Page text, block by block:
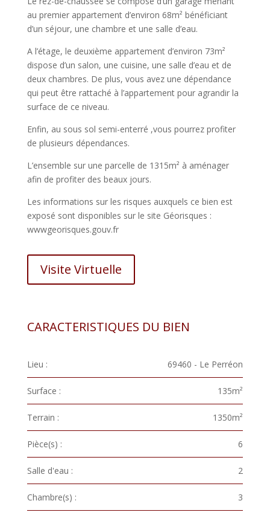
au premier appartement d’environ 68m² bénéficiant
d’un séjour, une chambre et une salle d’eau.
A l’étage, le deuxième appartement d’environ 73m²
dispose d’un salon, une cuisine, une salle d’eau et de
deux chambres. De plus, vous avez une dépendance
qui peut être rattaché à l’appartement pour agrandir la
surface de ce niveau.
Enfin, au sous sol semi-enterré ,vous pourrez profiter
de plusieurs dépendances.
L’ensemble sur une parcelle de 1315m² à aménager
afin de profiter des beaux jours.
Les informations sur les risques auxquels ce bien est
exposé sont disponibles sur le site Géorisques :
wwwgeorisques.gouv.fr
Visite Virtuelle
CARACTERISTIQUES DU BIEN
Lieu : 69460 - Le Perréon
Surface : 135m²
Terrain : 1350m²
Pièce(s) : 6
Salle d'eau : 2
Chambre(s) : 3